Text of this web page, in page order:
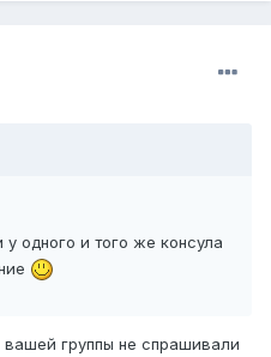
у одного и того же консула
вашей группы не спрашивали